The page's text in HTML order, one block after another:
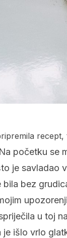
recept,
početku se
je savladao
bila bez
u toj
je išlo vrlo